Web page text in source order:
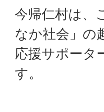
今帰仁村は、
なか社会」の
応援サポータ
す。